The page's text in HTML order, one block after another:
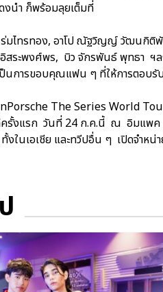
งนำ ก็พร้อมลุยเต็มที่
มไทรทอง, อาโป ณัฐวิญญ์ วัฒนกิติ
สระพงศ์พร, บิว จักรพันธ์ พุทธา ฯ
นการขอบคุณแฟน ๆ ที่ให้การตอบรั
The Series World
ครั้งแรก วันที่ 24 ก.ค.นี้ ณ อิมแพ
งในเอเชีย และทวีปอื่น ๆ เปิดจำ